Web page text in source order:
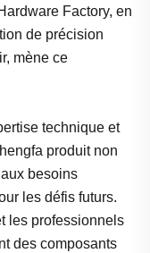
Factory, en
de précision
mène ce
technique et
produit non
besoins
les défis futurs.
les professionnels
des composants